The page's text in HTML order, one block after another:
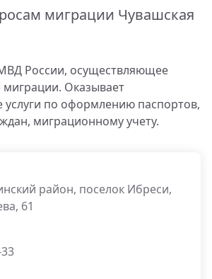
миграции Чувашская
России, осуществляющее
Оказывает
услуги по оформлению паспортов,
миграционному учету.
район, поселок Ибреси,
61